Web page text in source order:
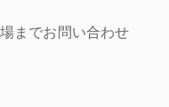
までお問い合わせ